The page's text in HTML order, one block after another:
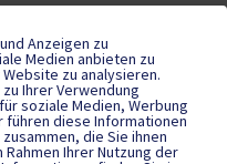
Anzeigen zu
Medien anbieten zu
zu analysieren.
Ihrer Verwendung
soziale Medien, Werbung
führen diese Informationen
die Sie ihnen
Ihrer Nutzung der